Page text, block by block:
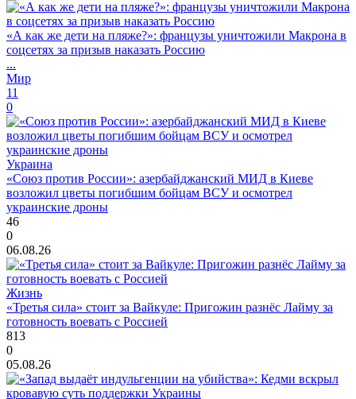
«А как же дети на пляже?»: французы уничтожили Макрона в
соцсетях за призыв наказать Россию
...
Мир
11
0
Украина
«Союз против России»: азербайджанский МИД в Киеве
возложил цветы погибшим бойцам ВСУ и осмотрел
украинские дроны
46
0
06.08.26
Жизнь
«Третья сила» стоит за Вайкуле: Пригожин разнёс Лайму за
готовность воевать с Россией
813
0
05.08.26